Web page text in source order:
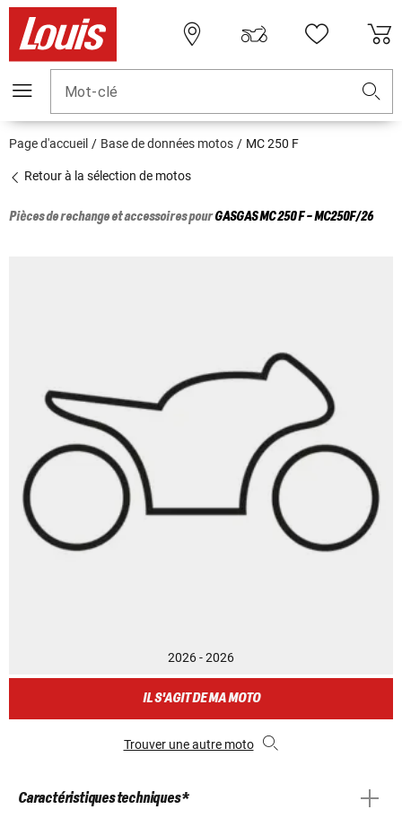
Mot-clé
Page d'accueil Base de données motos MC 250 F
Retour à la sélection de motos
Pièces de rechange et accessoires pourGASGASMC 250 F - MC250F/26
2026 - 2026
IL S'AGIT DE MA MOTO
Trouver une autre moto
Caractéristiques techniques *